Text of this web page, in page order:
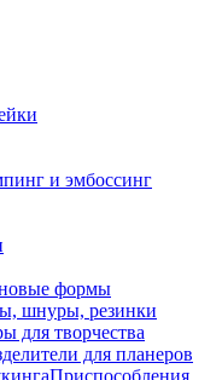
и эмбоссинг
формы
шнуры, резинки
для творчества
для планеров
Приспособления